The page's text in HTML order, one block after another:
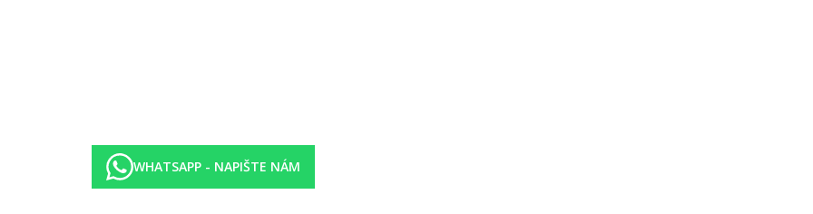
WHATSAPP - NAPIŠTE NÁM